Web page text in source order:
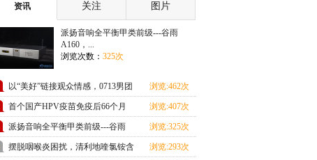
资讯
关注 图片
派扬音响全平衡甲类前级---谷雨
A160，...
浏览次数： 325次
以“美好”链接观众情感，0713男团
助攻沱牌开年
浏览:462次
首个国产HPV疫苗免疫后66个月
保护率100%
浏览:407次
派扬音响全平衡甲类前级---谷雨
A160，搭载ESS903
浏览:325次
摆脱咽喉炎困扰，清利地喹氯铵含
浏览:293次